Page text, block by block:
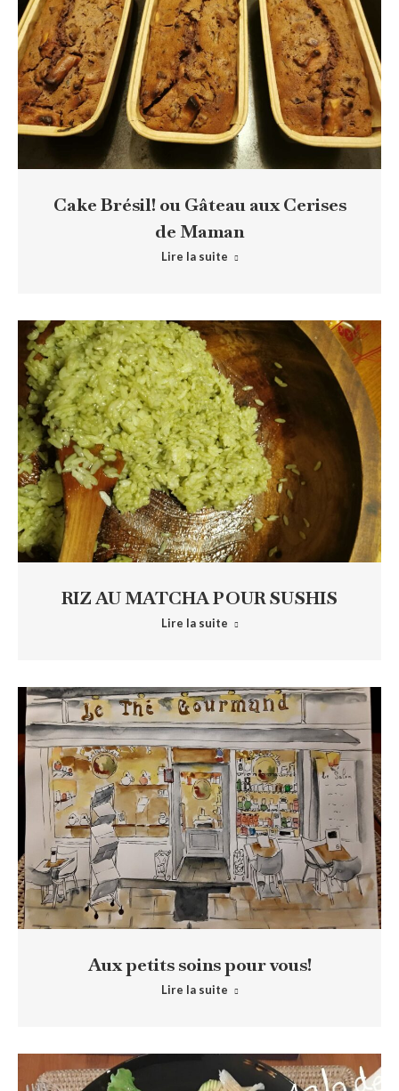
Cake Brésil! ou Gâteau aux Cerises
de Maman
Lire la suite
RIZ AU MATCHA POUR SUSHIS
Lire la suite
Aux petits soins pour vous!
Lire la suite